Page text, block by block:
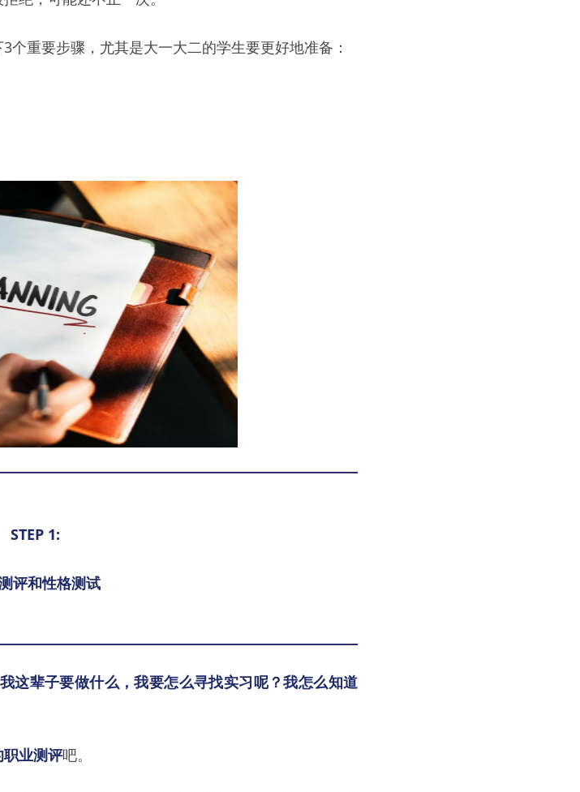
重要步骤，尤其是大一大二的学生要更好地准备：
STEP 1:
评和性格测试
这辈子要做什么，我要怎么寻找实习呢？我怎么知道
业测评吧。